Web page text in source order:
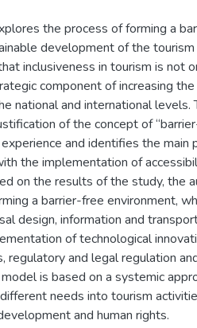
the process of forming a
development of the tourism
inclusiveness in tourism is not
component of increasing
national and international levels.
of the concept of
and identifies the main
the implementation of
on the results of the study, the
a barrier-free environment,
design, information and
of technological
regulatory and legal regulation
is based on a systemic
needs into tourism
and human rights.